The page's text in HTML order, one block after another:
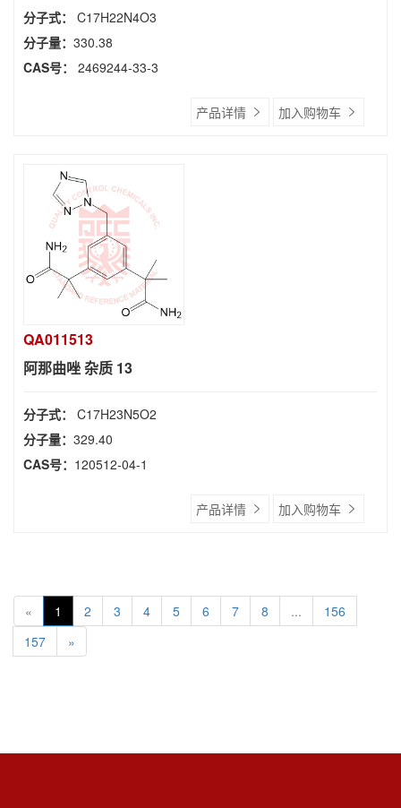
分子式： C17H22N4O3
分子量： 330.38
CAS号：
2469244-33-3
产品详情 加入购物车
QA011513
阿那曲唑 杂质 13
分子式： C17H23N5O2
分子量： 329.40
CAS号： 120512-04-1
产品详情 加入购物车
« 1 2 3 4 5 6 7 8 ...
156
157
»